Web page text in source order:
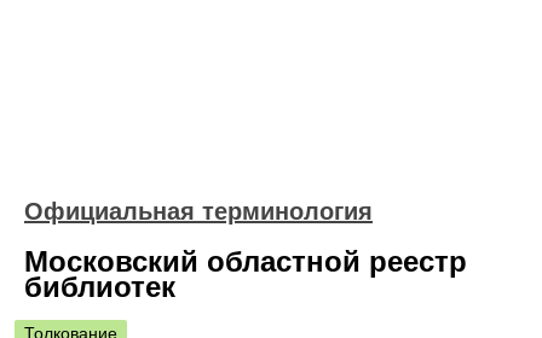
Официальная терминология
Московский областной реестр
библиотек
Толкование